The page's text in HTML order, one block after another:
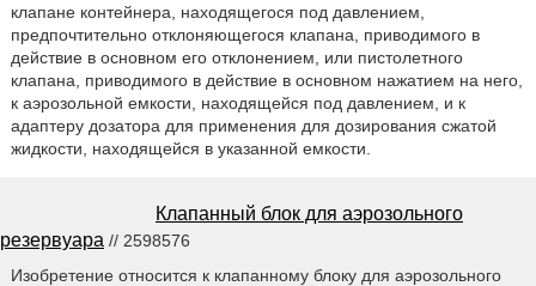
клапане контейнера, находящегося под давлением,
предпочтительно отклоняющегося клапана, приводимого в
действие в основном его отклонением, или пистолетного
клапана, приводимого в действие в основном нажатием на него,
к аэрозольной емкости, находящейся под давлением, и к
адаптеру дозатора для применения для дозирования сжатой
жидкости, находящейся в указанной емкости.
Клапанный блок для аэрозольного
резервуара // 2598576
Изобретение относится к клапанному блоку для аэрозольного